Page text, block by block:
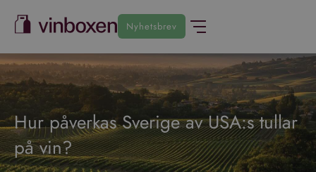
Nyhetsbrev
Hur påverkas Sverige av USA:s tullar
på vin?